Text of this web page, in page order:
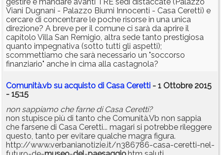
gestire e mandare avanti TRE sedi distaccate (Palazzo
Viani Dugnani - Palazzo Biumi Innocenti - Casa Ceretti) e
cercare di concentrare le poche risorse in una unica
direzione? A breve per il comune ci sarà da aprire il
capitolo Villa San Remigio, altra sede tanto prestigiosa
quanto impegnativa (sotto tutti gli aspetti);
scommettiamo che sarà necessario un "soccorso
finanziario" anche in cima alla castagnola?
Comunità.vb su acquisto di Casa Ceretti - 1 Ottobre 2015
- 15:15
non sappiamo che farne di Casa Ceretti?
non stupisce più di tanto che Comunità.Vb non sappia
che farsene di Casa Ceretti... magari si potrebbe rileggere
questo, tanto per evitare qualche magra figura.
http://www.verbanianotizie.it/n386786-casa-ceretti-nel-